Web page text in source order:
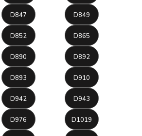
D847 D849
D852 D865
D890 D892
D893 D910
D942 D943
D976 D1019